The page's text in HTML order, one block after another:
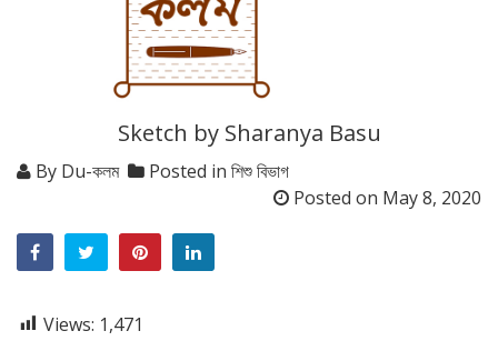
Sketch by Sharanya Basu
By Du-কলম Posted in শিশু বিভাগ
Posted on May 8, 2020
Views: 1,471